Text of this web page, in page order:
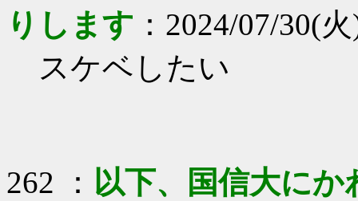
りします ：2024/07/30(
スケベしたい
262 ： 以下、国信大に